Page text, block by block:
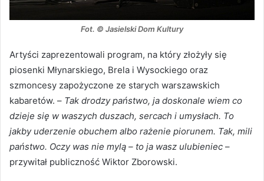
Fot. © Jasielski Dom Kultury
Artyści zaprezentowali program, na który złożyły się
piosenki Młynarskiego, Brela i Wysockiego oraz
szmoncesy zapożyczone ze starych warszawskich
kabaretów. – Tak drodzy państwo, ja doskonale wiem co
dzieje się w waszych duszach, sercach i umysłach. To
jakby uderzenie obuchem albo rażenie piorunem. Tak, mili
państwo. Oczy was nie mylą – to ja wasz ulubieniec –
przywitał publiczność Wiktor Zborowski.